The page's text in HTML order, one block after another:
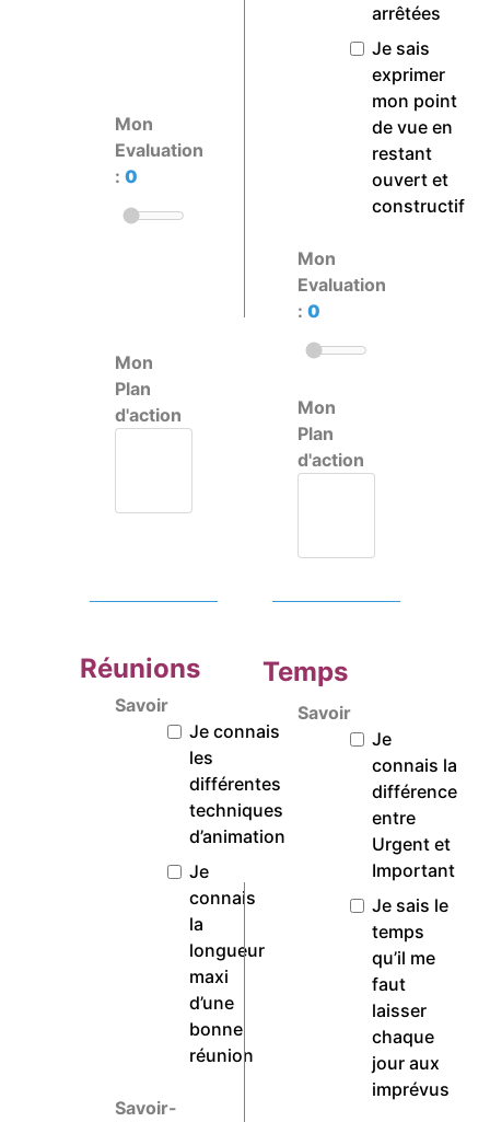
Mon
Evaluation
: 0
Mon
Plan
d'action
arrêtées
Je sais
exprimer
mon point
de vue en
restant
ouvert et
constructif
Mon
Evaluation
: 0
Mon
Plan
d'action
Réunions
Savoir
Je connais
les
différentes
techniques
d’animation
Je
connais
la
longueur
maxi
d’une
bonne
réunion
Savoir-
Temps
Savoir
Je
connais la
différence
entre
Urgent et
Important
Je sais le
temps
qu’il me
faut
laisser
chaque
jour aux
imprévus